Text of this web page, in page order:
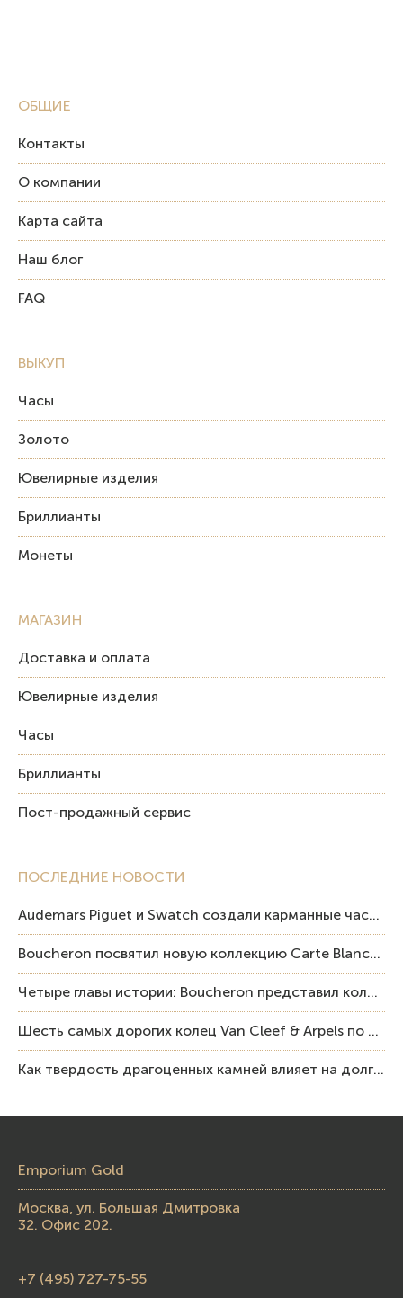
ОБЩИЕ
Контакты
О компании
Карта сайта
Наш блог
FAQ
ВЫКУП
Часы
Золото
Ювелирные изделия
Бриллианты
Монеты
ПОСЛЕДНИЕ НОВОСТИ
Audemars Piguet и Swatch создали карманные часы в эстетике Royal Oak и Pop Art
Boucheron посвятил новую коллекцию Carte Blanche Human Being человеку и силе мастерства
Четыре главы истории: Boucheron представил коллекцию «Nom: Boucheron, Prénom: Frédéric»
Шесть самых дорогих колец Van Cleef & Arpels по итогам аукционов Sotheby’s
Как твердость драгоценных камней влияет на долговечность ювелирных изделий
МАГАЗИН
Доставка и оплата
Ювелирные изделия
Часы
Бриллианты
Пост-продажный сервис
Emporium Gold
Москва, ул. Большая Дмитровка
32. Офис 202.
+7 (495) 727-75-55